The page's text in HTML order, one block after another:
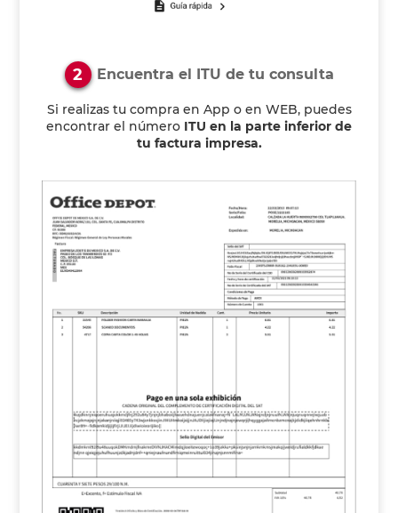
2 Encuentra el ITU de tu consulta
Si realizas tu compra en App o en WEB, puedes
encontrar el número ITU en la parte inferior de
tu factura impresa.